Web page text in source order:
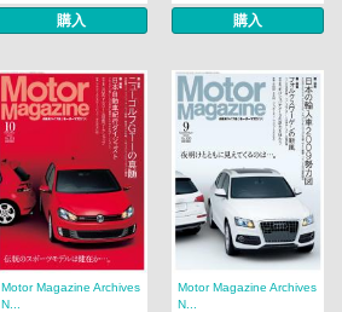
購入 購入
Motor Magazine Archives
N...
Motor Magazine Archives
N...